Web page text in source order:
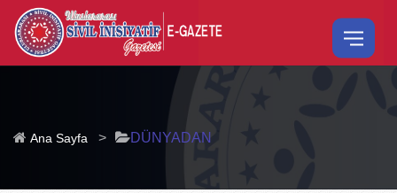
Ana Sayfa > DÜNYADAN